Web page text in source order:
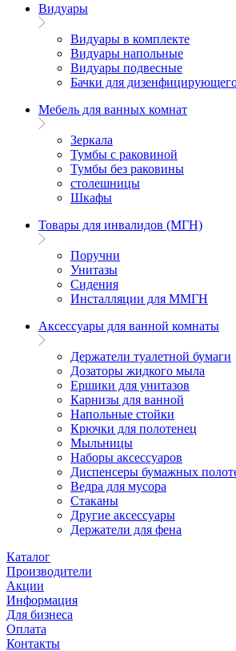
Видуары
Видуары в комплекте
Видуары напольные
Видуары подвесные
Бачки для
Мебель для ванных комнат
Зеркала
Тумбы с раковиной
Тумбы без раковины
столешницы
Шкафы
Товары для инвалидов (МГН)
Поручни
Унитазы
Сидения
Инсталляции для ММГН
Аксессуары для ванной комнаты
Держатели туалетной бумаги
Дозаторы жидкого мыла
Ершики для унитазов
Карнизы для ванной
Напольные стойки
Крючки для полотенец
Мыльницы
Наборы аксессуаров
Диспенсеры бумажных
Ведра для мусора
Стаканы
Другие аксессуары
Держатели для фена
Каталог
Производители
Акции
Информация
Для бизнеса
Оплата
Контакты